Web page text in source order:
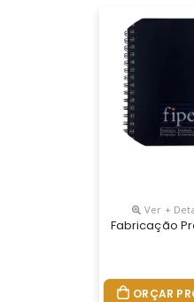
Ver +
Fabricação
ORÇAR